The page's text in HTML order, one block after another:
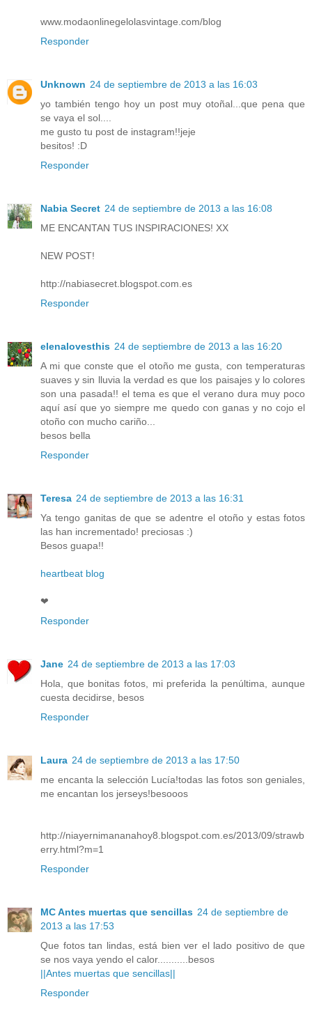
www.modaonlinegelolasvintage.com/blog
Responder
Unknown 24 de septiembre de 2013 a las 16:03
yo también tengo hoy un post muy otoñal...que pena que
se vaya el sol....
me gusto tu post de instagram!!jeje
besitos! :D
Responder
Nabia Secret 24 de septiembre de 2013 a las 16:08
ME ENCANTAN TUS INSPIRACIONES! XX
NEW POST!
http://nabiasecret.blogspot.com.es
Responder
elenalovesthis 24 de septiembre de 2013 a las 16:20
A mi que conste que el otoño me gusta, con temperaturas
suaves y sin lluvia la verdad es que los paisajes y lo colores
son una pasada!! el tema es que el verano dura muy poco
aquí así que yo siempre me quedo con ganas y no cojo el
otoño con mucho cariño...
besos bella
Responder
Teresa 24 de septiembre de 2013 a las 16:31
Ya tengo ganitas de que se adentre el otoño y estas fotos
las han incrementado! preciosas :)
Besos guapa!!
heartbeat blog
❤
Responder
Jane 24 de septiembre de 2013 a las 17:03
Hola, que bonitas fotos, mi preferida la penúltima, aunque
cuesta decidirse, besos
Responder
Laura 24 de septiembre de 2013 a las 17:50
me encanta la selección Lucía!todas las fotos son geniales,
me encantan los jerseys!besooos
http://niayernimananahoy8.blogspot.com.es/2013/09/strawb
erry.html?m=1
Responder
MC Antes muertas que sencillas 24 de septiembre de
2013 a las 17:53
Que fotos tan lindas, está bien ver el lado positivo de que
se nos vaya yendo el calor...........besos
||Antes muertas que sencillas||
Responder